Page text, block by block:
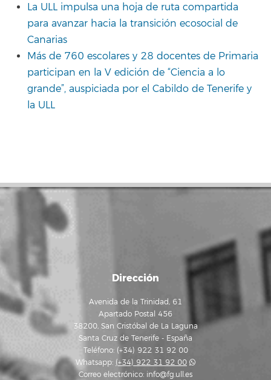
La ULL impulsa una hoja de ruta compartida
para avanzar hacia la transición ecosocial de
Canarias
Más de 760 escolares y 28 docentes de Primaria
participan en la V edición de “Ciencia a lo
grande”, auspiciada por el Cabildo de Tenerife y
la ULL
Dirección
Avenida de la Trinidad, 61
Apartado Postal 456
38200, San Cristóbal de La Laguna
Santa Cruz de Tenerife - España
Teléfono: (+34) 922 31 92 00
Whatsapp: (+34) 922 31 92 00
Correo electrónico: info@fg.ull.es